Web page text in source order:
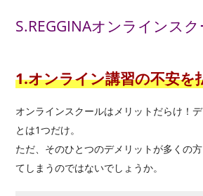
S.REGGINAオンラインス
1.オンライン講習の不安を
オンラインスクールはメリットだらけ！
とは1つだけ。
ただ、そのひとつのデメリットが多くの
てしまうのではないでしょうか。